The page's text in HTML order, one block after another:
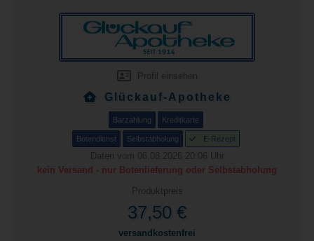
Profil einsehen
Glückauf-Apotheke
Barzahlung Kreditkarte
Botendienst Selbstabholung E-Rezept
Daten vom 06.08.2026 20:06 Uhr
kein Versand - nur Botenlieferung oder Selbstabholung
Produktpreis
37,50 €
versandkostenfrei